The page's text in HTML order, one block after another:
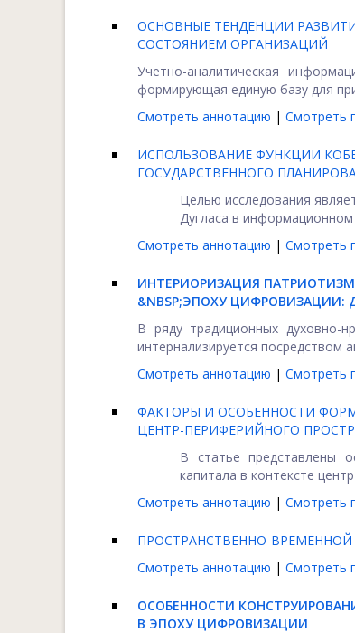
ОСНОВНЫЕ ТЕНДЕНЦИИ
СОСТОЯНИЕМ ОРГАНИЗАЦИЙ
Учетно-аналитическая
формирующая единую базу для
Смотреть аннотацию | Смотреть
ИСПОЛЬЗОВАНИЕ ФУНКЦИИ
ГОСУДАРСТВЕННОГО
Целью исследования
Дугласа в информационном
Смотреть аннотацию | Смотреть
ИНТЕРИОРИЗАЦИЯ
&NBSP;ЭПОХУ ЦИФРОВИЗАЦИИ:
В ряду традиционных духовно-
интернализируется посредством
Смотреть аннотацию | Смотреть
ФАКТОРЫ И ОСОБЕННОСТИ
ЦЕНТР-ПЕРИФЕРИЙНОГО
В статье представлены
капитала в контексте
Смотреть аннотацию | Смотреть
ПРОСТРАНСТВЕННО-
Смотреть аннотацию | Смотреть
ОСОБЕННОСТИ
В ЭПОХУ ЦИФРОВИЗАЦИИ